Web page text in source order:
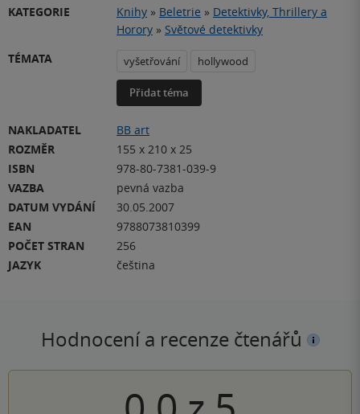
KATEGORIE
Knihy » Beletrie » Detektivky, Thrillery a
Horory » Světové detektivky
TÉMATA
vyšetřování hollywood
Přidat téma
NAKLADATEL
BB art
ROZMĚR
155 x 210 x 25
ISBN
978-80-7381-039-9
VAZBA
pevná vazba
DATUM VYDÁNÍ
30.05.2007
EAN
9788073810399
POČET STRAN
256
JAZYK
čeština
Hodnocení a recenze čtenářů